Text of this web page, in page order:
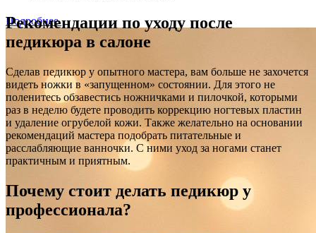
Подробнее
Рекомендации по уходу после
педикюра в салоне
Сделав педикюр у опытного мастера, вам больше не захочется
видеть ножки в «запущенном» состоянии. Для этого не
поленитесь обзавестись ножничками и пилочкой, которыми
раз в неделю будете проводить коррекцию ногтевых пластин
и удаление огрубелой кожи. Также желательно на основании
рекомендаций мастера подобрать питательные и
расслабляющие ванночки. С ними уход за ногами станет
практичным и приятным.
Почему стоит делать педикюр у
профессионала?